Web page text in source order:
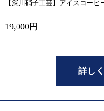
【深川硝子工芸】アイスコー
19,000円
詳し